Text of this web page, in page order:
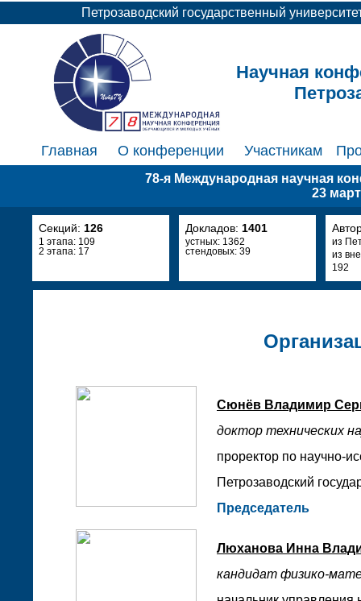
Петрозаводский государственный
Научная
Главная О конференции Участникам
78-я Международная научная
23
Секций: 126
1 этапа: 109
2 этапа: 17
Докладов: 1401
устных: 1362
стендовых: 39
из
из
192
Сюнёв Владимир
доктор технических
проректор по научно-
Петрозаводский
Председатель
Люханова Инна
кандидат физико-